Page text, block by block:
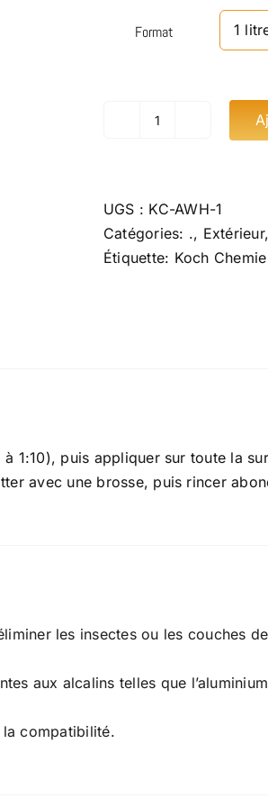
Format 1
quantité
Chemie
Alkali
Wheel
UGS : KC-AWH-1
Catégories: ., Extérieur,
Étiquette: Koch Chemie
1:10), puis appliquer sur toute la
avec une brosse, puis rincer
les insectes ou les couches
aux alcalins telles que
la compatibilité.